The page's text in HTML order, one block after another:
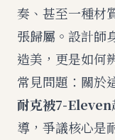
奏、甚至一種材
張歸屬。設計師
造美，更是如何
常見問題：關於
耐克被7-Eleven
導，爭議核心是